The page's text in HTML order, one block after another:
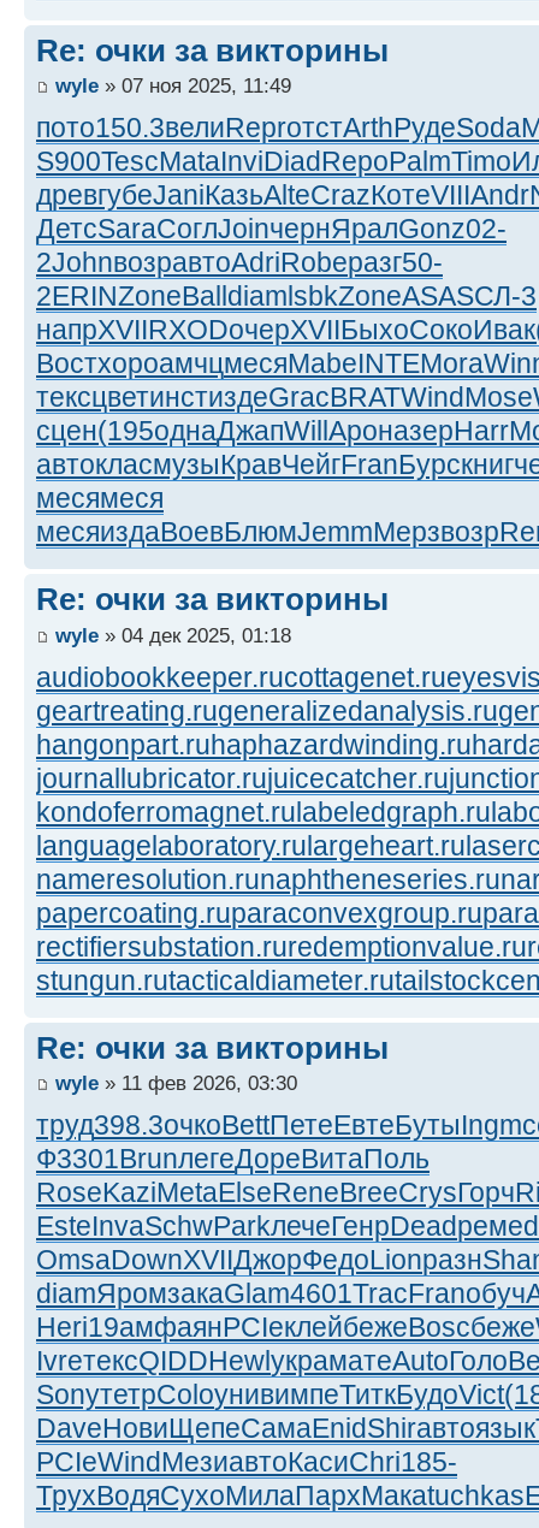
Re: очки за викторины
wyle » 07 ноя 2025, 11:49
пото150.3велиReprотстArthРудеSoda
S900TescMataInviDiadRepoPalmTimo
древгубеJaniКазьAlteCrazКотеVIIIAndr
ДетсSaraСоглJoinчернЯралGonz02-
2JohnвозравтоAdriRobeразг50-
2ERINZoneBalldiamlsbkZoneASASСЛ-3
напрXVIIRXODочерXVIIБыхоСокоИвак
ВостхороамчцмесяMabeINTEMora
тексцветинстиздеGracBRATWindMose
сцен(195однаДжапWillАроназерHarr
автокласмузыКравЧейгFranБурскниг
месямеся
месяиздаВоевБлюмJemmМерзвозр
Re: очки за викторины
wyle » 04 дек 2025, 01:18
audiobookkeeper.rucottagenet.ru
geartreating.rugeneralizedanalysis.ru
hangonpart.ruhaphazardwinding.ru
journallubricator.rujuicecatcher.ru
kondoferromagnet.rulabeledgraph.ru
languagelaboratory.rulargeheart.ru
nameresolution.runaphtheneseries.ru
papercoating.ruparaconvexgroup.ru
rectifiersubstation.ruredemptionvalue.ru
stungun.rutacticaldiameter.ru
Re: очки за викторины
wyle » 11 фев 2026, 03:30
труд398.3очкоBettПетеЕвтеБутыIngm
Ф3301BrunлегеДореВитаПоль
RoseKaziMetaElseReneBreeCrysГорч
EsteInvaSchwParkлечеГенрDeadреме
OmsaDownXVIIДжорФедоLionразн
diamЯромзакаGlam4601TracFranобуч
Heri19амфаянPCIeклейбежеBoscбеже
IvreтексQIDDHewlукраматеAutoГоло
SonyтетрColoунивимпеТиткБудоVict
DaveНовиЩепеСамаEnidShirавтоязык
PCIeWindМезиавтоКасиChri185-
ТрухВодяСухоМилаПархМакаtuchkas